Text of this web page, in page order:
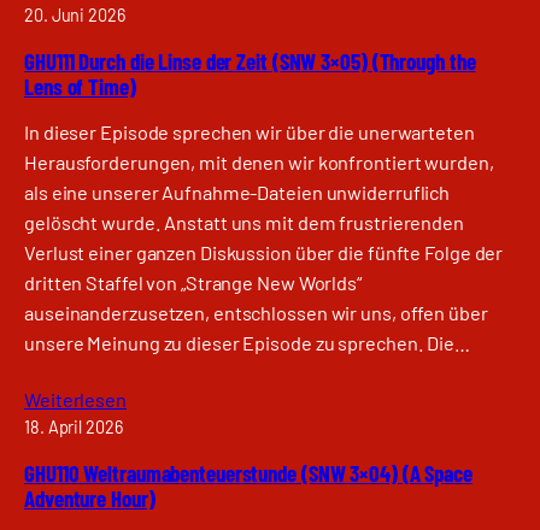
20. Juni 2026
GHU111 Durch die Linse der Zeit (SNW 3×05) (Through the
Lens of Time)
In dieser Episode sprechen wir über die unerwarteten
Herausforderungen, mit denen wir konfrontiert wurden,
als eine unserer Aufnahme-Dateien unwiderruflich
gelöscht wurde. Anstatt uns mit dem frustrierenden
Verlust einer ganzen Diskussion über die fünfte Folge der
dritten Staffel von „Strange New Worlds“
auseinanderzusetzen, entschlossen wir uns, offen über
unsere Meinung zu dieser Episode zu sprechen. Die…
Weiterlesen
18. April 2026
GHU110 Weltraumabenteuerstunde (SNW 3×04) (A Space
Adventure Hour)